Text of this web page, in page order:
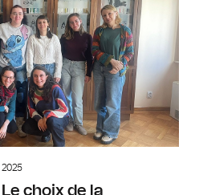
choix de la